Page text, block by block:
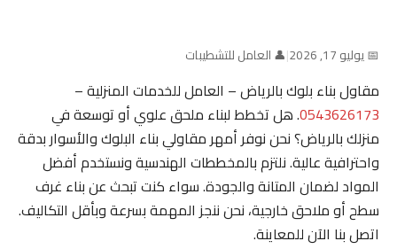
📅 يوليو 17, 2026 |👤 العامل للتشطيبات
مقاول بناء بلوك بالرياض – العامل للخدمات المنزلية –
0543626173. هل تخطط لبناء ملحق علوي أو توسعة في
منزلك بالرياض؟ نحن نوفر أمهر مقاولي بناء البلوك والأسوار بدقة
واحترافية عالية. نلتزم بالمخططات الهندسية ونستخدم أفضل
المواد لضمان المتانة والجودة. سواء كنت تبحث عن بناء غرف
سطح أو ملاحق خارجية، نحن ننجز المهمة بسرعة وبأقل التكاليف.
اتصل بنا الآن للمعاينة.